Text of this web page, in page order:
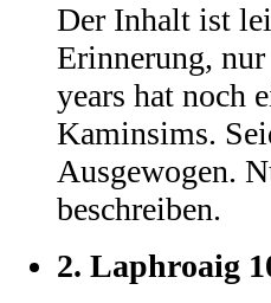
Der Inhalt ist
Erinnerung,
years hat noch
Kaminsims.
Ausgewogen.
beschreiben.
2. Laphroaig